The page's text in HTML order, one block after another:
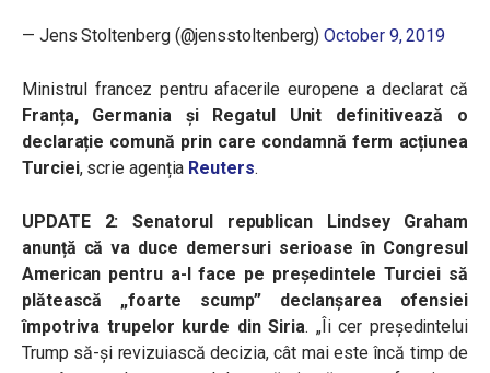
— Jens Stoltenberg (@jensstoltenberg)October 9, 2019
Ministrul francez pentru afacerile europene a declarat că
Franța, Germania și Regatul Unit definitivează o
declarație comună prin care condamnă ferm acțiunea
Turciei, scrie agenția Reuters.
UPDATE 2: Senatorul republican Lindsey Graham
anunță că va duce demersuri serioase în Congresul
American pentru a-l face pe președintele Turciei să
plătească „foarte scump” declanșarea ofensiei
împotriva trupelor kurde din Siria. „Îi cer președintelui
Trump să-și revizuiască decizia, cât mai este încă timp de